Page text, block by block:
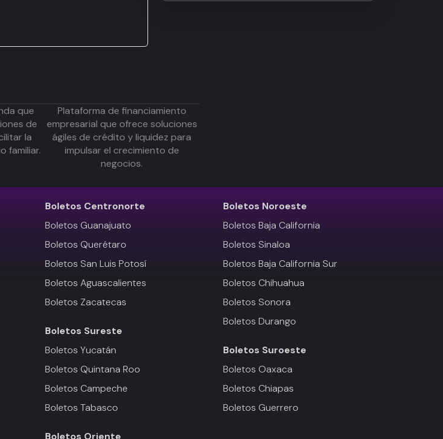
que
de
la
familiar.
Plataforma de financiamiento
empresarial que ofrece soluciones
ágiles de crédito y liquidez para
impulsar el crecimiento de
negocios.
Boletos Centronorte
Boletos Guanajuato
Boletos Querétaro
Boletos San Luis Potosí
Boletos Aguascalientes
Boletos Zacatecas
Boletos Sureste
Boletos Yucatán
Boletos Quintana Roo
Boletos Campeche
Boletos Tabasco
Boletos Oriente
Boletos Noroeste
Boletos Baja California
Boletos Sinaloa
Boletos Baja California Sur
Boletos Chihuahua
Boletos Sonora
Boletos Durango
Boletos Suroeste
Boletos Oaxaca
Boletos Chiapas
Boletos Guerrero